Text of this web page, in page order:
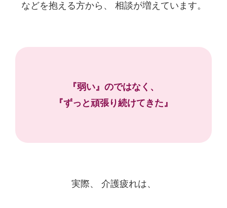
などを抱える方から、 相談が増えています。
『弱い』のではなく、
『ずっと頑張り続けてきた』
実際、 介護疲れは、